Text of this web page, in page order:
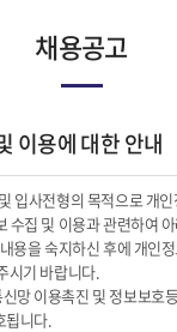
채용공고
이용에 대한 안내
입사전형의 목적으로 개
수집 및 이용과 관련하여
용을 숙지하신 후에 개인
시기 바랍니다.
망 이용촉진 및 정보보호
됩니다.